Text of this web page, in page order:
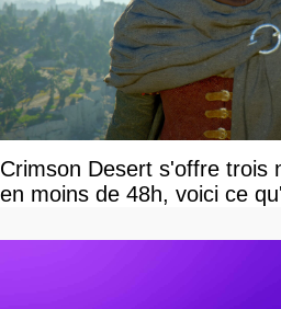
Crimson Desert s'offre trois
en moins de 48h, voici ce